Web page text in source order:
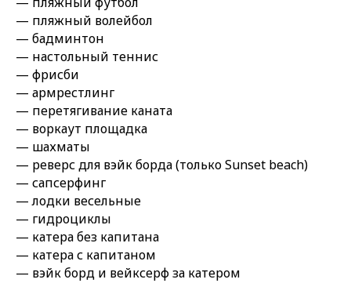
— пляжный волейбол
— бадминтон
— настольный теннис
— фрисби
— армрестлинг
— перетягивание каната
— воркаут площадка
— шахматы
— реверс для вэйк борда (только Sunset beach)
— сапсерфинг
— лодки весельные
— гидроциклы
— катера без капитана
— катера с капитаном
— вэйк борд и вейксерф за катером